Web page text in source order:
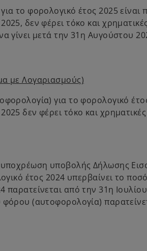
το φορολογικό έτος 2025 είναι
δεν φέρει τόκο και
γίνει μετά την 31η Αυγούστου
με Λογαριασμούς)
για το φορολογικό
δεν φέρει τόκο και χρηματικές
υποβολής Δήλωσης
έτος 2024 υπερβαίνει το
από την 31η
(αυτοφορολογία)